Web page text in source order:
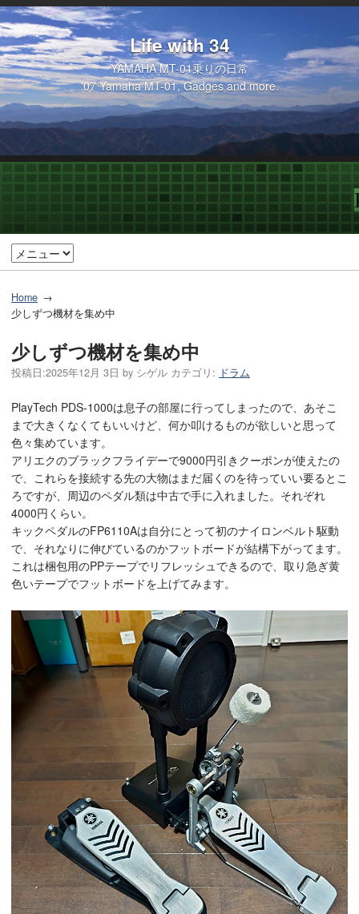
Life with 34
YAMAHA MT-01乗りの日常
'07 Yamaha MT-01, Gadges and more.
Home
少しずつ機材を集め中
少しずつ機材を集め中
投稿日:2025年12月 3日 by シゲル カテゴリ: ドラム
PlayTech PDS-1000は息子の部屋に行ってしまったので、あそこ
まで大きくなくてもいいけど、何か叩けるものが欲しいと思って
色々集めています。
アリエクのブラックフライデーで9000円引きクーポンが使えたの
で、これらを接続する先の大物はまだ届くのを待っていい要るとこ
ろですが、周辺のペダル類は中古で手に入れました。それぞれ
4000円くらい。
キックペダルのFP6110Aは自分にとって初のナイロンベルト駆動
で、それなりに伸びているのかフットボードが結構下がってます。
これは梱包用のPPテープでリフレッシュできるので、取り急ぎ黄
色いテープでフットボードを上げてみます。